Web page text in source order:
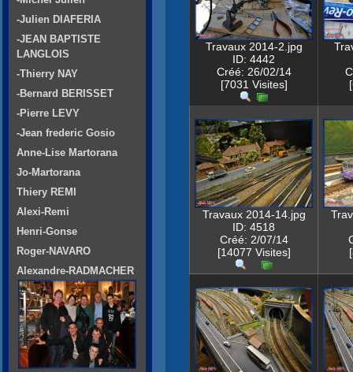
Travaux 2014-2.jpg
ID: 4442
Créé: 26/02/14
[7031 Visites]
Travaux 2014-14.jpg
ID: 4518
Créé: 2/07/14
[14077 Visites]
-Julien DIAFERIA
-JEAN BAPTISTE
LANGLOIS
-Thierry NAY
-Bernard BERISSET
-Pierre LEVY
-Jean frederic Gosio
Anne-Lise Martorana
Jo-Martorana
Thiery REMI
Alexi-Remi
Henri-Gonse
Roger-NAVARO
Alexandre-RADMACHER